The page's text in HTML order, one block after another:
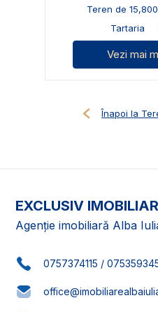
Teren de
Tartaria
Vezi mai
Înapoi la
EXCLUSIV
Agenție imobiliară Alba
0757374115 /